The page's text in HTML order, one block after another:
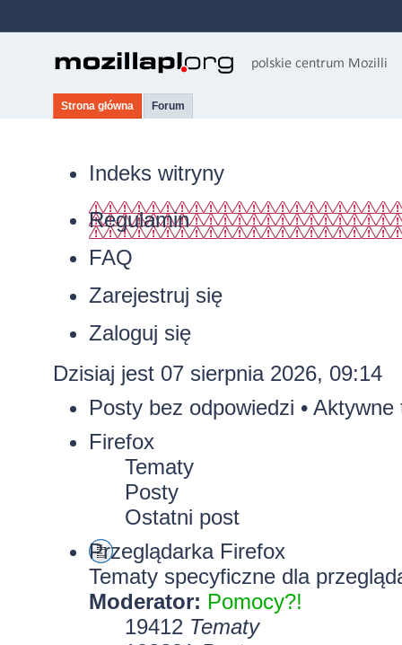
Strona główna Forum
Indeks witryny
Regulamin
FAQ
Zarejestruj się
Zaloguj się
Dzisiaj jest 07 sierpnia 2026, 09:14
Posty bez odpowiedzi • Aktywne
Firefox
Tematy
Posty
Ostatni post
Przeglądarka Firefox
Tematy specyficzne dla
Moderator: Pomocy?!
19412 Tematy